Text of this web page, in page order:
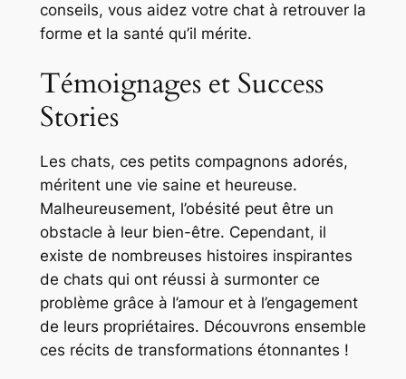
conseils, vous aidez votre chat à retrouver la
forme et la santé qu’il mérite.
Témoignages et Success
Stories
Les chats, ces petits compagnons adorés,
méritent une vie saine et heureuse.
Malheureusement, l’obésité peut être un
obstacle à leur bien-être. Cependant, il
existe de nombreuses histoires inspirantes
de chats qui ont réussi à surmonter ce
problème grâce à l’amour et à l’engagement
de leurs propriétaires. Découvrons ensemble
ces récits de transformations étonnantes !